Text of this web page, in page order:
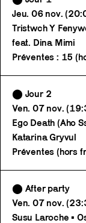
Jeu. 06 nov.
Tristwch Y
feat. Dina Mimi
Préventes : 15
⬤ Jour 2
Ven. 07 nov.
Ego Death (Aho
Katarina Gryvul
Préventes (hors
⬤ After party
Ven. 07 nov.
Susu Laroche •